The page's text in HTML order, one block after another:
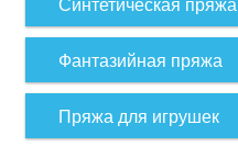
Фантазийная пряжа
Пряжа для игрушек